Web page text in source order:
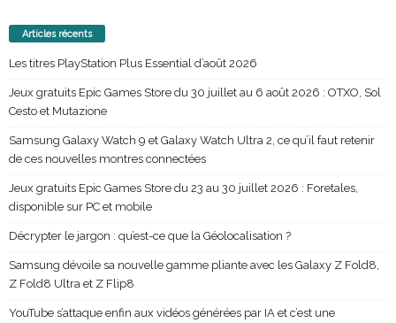
Articles récents
Les titres PlayStation Plus Essential d’août 2026
Jeux gratuits Epic Games Store du 30 juillet au 6 août 2026 : OTXO, Sol
Cesto et Mutazione
Samsung Galaxy Watch 9 et Galaxy Watch Ultra 2, ce qu’il faut retenir
de ces nouvelles montres connectées
Jeux gratuits Epic Games Store du 23 au 30 juillet 2026 : Foretales,
disponible sur PC et mobile
Décrypter le jargon : qu’est-ce que la Géolocalisation ?
Samsung dévoile sa nouvelle gamme pliante avec les Galaxy Z Fold8,
Z Fold8 Ultra et Z Flip8
YouTube s’attaque enfin aux vidéos générées par IA et c’est une